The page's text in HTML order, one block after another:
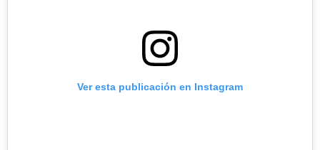
Ver esta publicación en Instagram